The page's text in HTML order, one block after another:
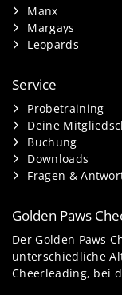
Manx
Margays
Leopards
Service
Probetraining
Deine
Buchung
Downloads
Fragen &
Golden Paws
Der Golden Paws
unterschiedliche
Cheerleading, bei